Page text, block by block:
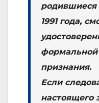
родившиеся
1991 года,
признания.
Если
настоящего